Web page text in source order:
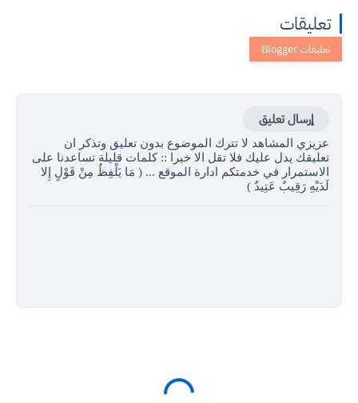
تعليقات
إرسال تعليق
عزيزي المشاهد لا تترك الموضوع بدون تعليق وتذكر ان
تعليقك يدل عليك فلا تقل الا خيرا :: كلمات قليلة تساعدنا على
الاستمرار في خدمتكم ادارة الموقع ... ( مَا يَلْفِظُ مِنْ قَوْلٍ إِلا
لَدَيْهِ رَقِيبٌ عَتِيدٌ )